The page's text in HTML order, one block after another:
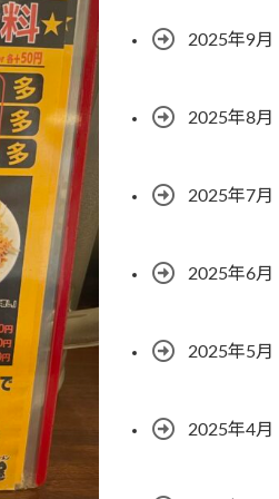
2025年9月
2025年8月
2025年7月
2025年6月
2025年5月
2025年4月